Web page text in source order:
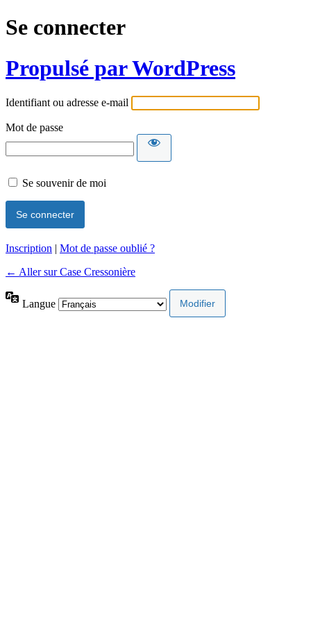
Se connecter
Propulsé par WordPress
Identifiant ou adresse e-mail
Mot de passe
Se souvenir de moi
Inscription | Mot de passe oublié ?
← Aller sur Case Cressonière
Langue